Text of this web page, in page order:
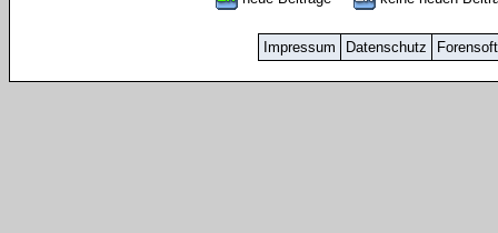
Impressum Datenschutz